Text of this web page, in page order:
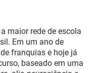
maior rede de escola
Em um ano de
franquias e hoje já
baseado em uma